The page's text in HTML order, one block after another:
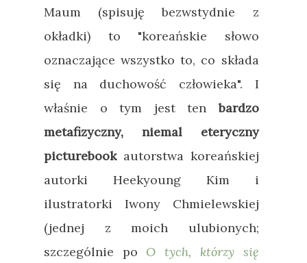
Maum (spisuję bezwstydnie z
okładki) to "koreańskie słowo
oznaczające wszystko to, co składa
się na duchowość człowieka". I
właśnie o tym jest tenbardzo
metafizyczny, niemal eteryczny
picturebook autorstwa koreańskiej
autorki Heekyoung Kim i
ilustratorki Iwony Chmielewskiej
(jednej z moich ulubionych;
szczególnie po O tych, którzy się